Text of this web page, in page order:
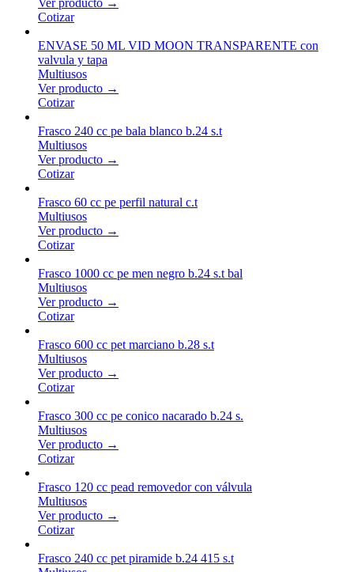
Cotizar
ENVASE 50 ML VID MOON TRANSPARENTE con
valvula y tapa
Multiusos
Ver producto →
Cotizar
Frasco 240 cc pe bala blanco b.24 s.t
Multiusos
Ver producto →
Cotizar
Frasco 60 cc pe perfil natural c.t
Multiusos
Ver producto →
Cotizar
Frasco 1000 cc pe men negro b.24 s.t bal
Multiusos
Ver producto →
Cotizar
Frasco 600 cc pet marciano b.28 s.t
Multiusos
Ver producto →
Cotizar
Frasco 300 cc pe conico nacarado b.24 s.
Multiusos
Ver producto →
Cotizar
Frasco 120 cc pead removedor con válvula
Multiusos
Ver producto →
Cotizar
Frasco 240 cc pet piramide b.24 415 s.t